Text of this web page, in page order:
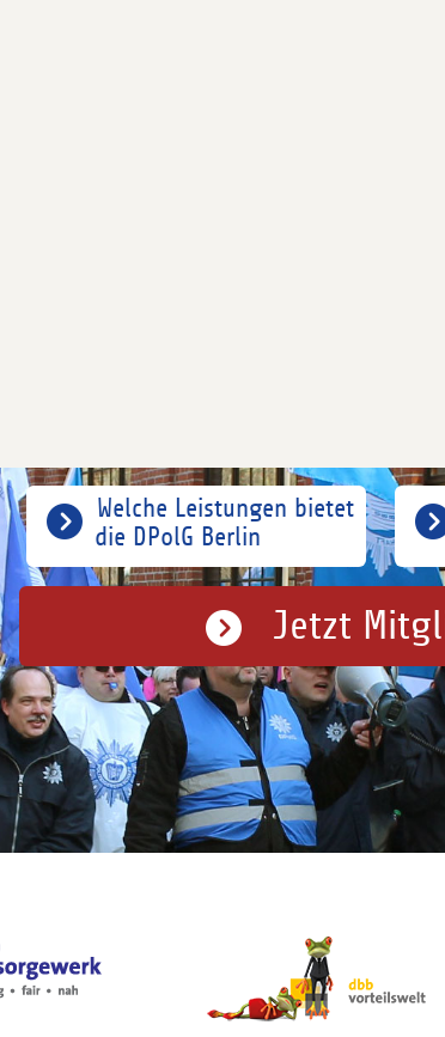
Welche Leistungen bietet
die DPolG Berlin
Jetzt